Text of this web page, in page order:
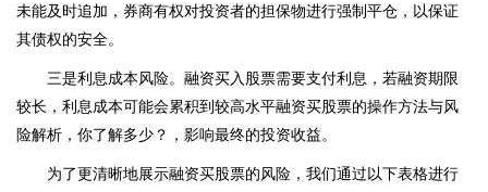
未能及时追加，券商有权对投资者的担保物进行强制平仓，以保证
其债权的安全。
三是利息成本风险。融资买入股票需要支付利息，若融资期限
较长，利息成本可能会累积到较高水平融资买股票的操作方法与风
险解析，你了解多少？，影响最终的投资收益。
为了更清晰地展示融资买股票的风险，我们通过以下表格进行